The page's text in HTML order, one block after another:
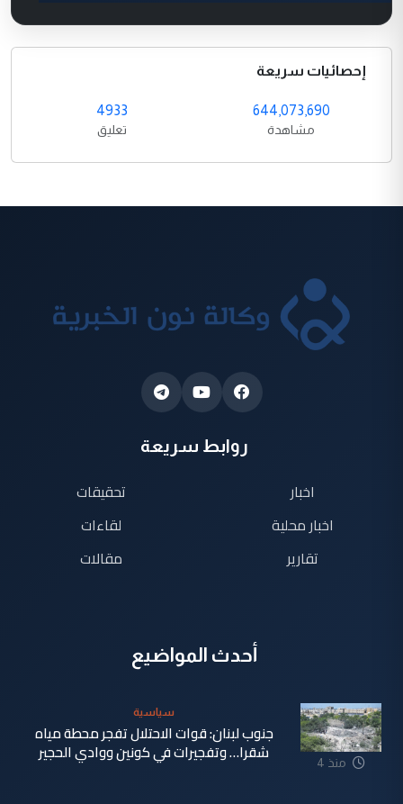
إحصائيات سريعة
644,073,690
مشاهدة
4933
تعليق
روابط سريعة
اخبار
اخبار محلية
تقارير
تحقيقات
لقاءات
مقالات
أحدث المواضيع
منذ 4
سياسية
جنوب لبنان: قوات الاحتلال تفجر محطة مياه
شقرا… وتفجيرات في كونين ووادي الحجير